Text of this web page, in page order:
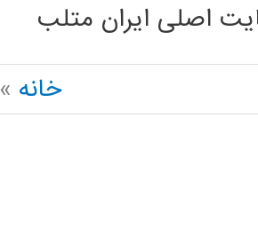
اصلی ایران متلب
خانه